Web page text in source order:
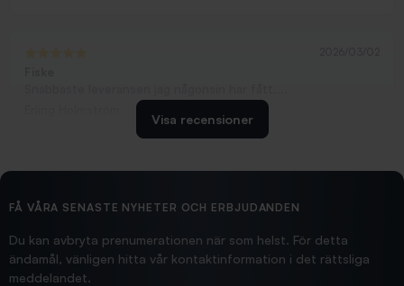
2026/02/19
Hittade exakt vad jag behövde. Snabb och bra...
Visa recensioner
FÅ VÅRA SENASTE NYHETER OCH ERBJUDANDEN
Du kan avbryta prenumerationen när som helst. För detta
ändamål, vänligen hitta vår kontaktinformation i det rättsliga
meddelandet.